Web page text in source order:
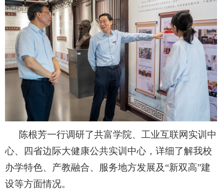
陈根芳一行调研了共富学院、工业互联网实训中
心、四省边际大健康公共实训中心，详细了解我校
办学特色、产教融合、服务地方发展及“新双高”建
设等方面情况。